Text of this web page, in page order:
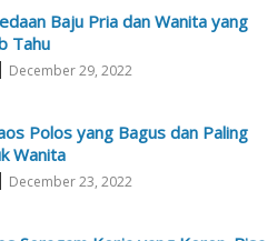
Baju Pria dan Wanita yang
Tahu
December 29, 2022
Polos yang Bagus dan Paling
Wanita
December 23, 2022